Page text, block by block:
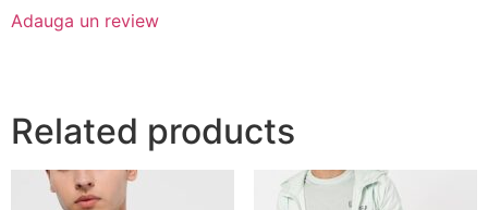
Adauga un review
Related products